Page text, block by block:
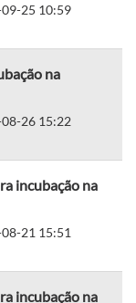
25 10:59
na
26 15:22
incubação na
21 15:51
incubação na